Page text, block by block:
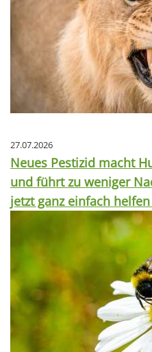
27.07.2026
Neues Pestizid macht
und führt zu weniger
jetzt ganz einfach